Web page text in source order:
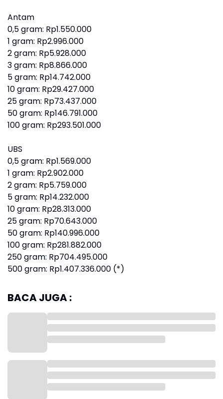
Antam
0,5 gram: Rp1.550.000
‎1 gram: Rp2.996.000
‎2 gram: Rp5.928.000
3 gram: Rp8.866.000
‎5 gram: Rp14.742.000
10 gram: Rp29.427.000
‎25 gram: Rp73.437.000
‎50 gram: Rp146.791.000
‎100 gram: Rp293.501.000
UBS
0,5 gram: Rp1.569.000
‎1 gram: Rp2.902.000
‎2 gram: Rp5.759.000
‎5 gram: Rp14.232.000
10 gram: Rp28.313.000
‎25 gram: Rp70.643.000
‎50 gram: Rp140.996.000
‎100 gram: Rp281.882.000
250 gram: Rp704.495.000
‎500 gram: Rp1.407.336.000 (*)
BACA JUGA :